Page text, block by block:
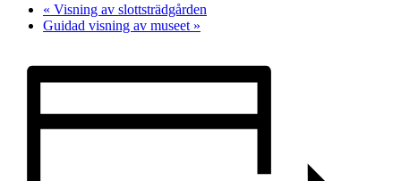
« Visning av slottsträdgården
Guidad visning av museet »